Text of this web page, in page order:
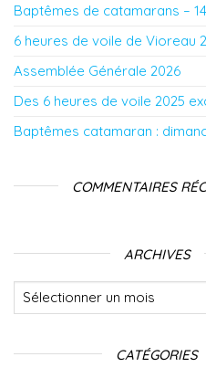
Baptêmes de catamarans –
6 heures de voile de Vioreau
Assemblée Générale 2026
Des 6 heures de voile 2025
Baptêmes catamaran :
COMMENTAIRES
ARCHIVES
Archives
CATÉGORIES